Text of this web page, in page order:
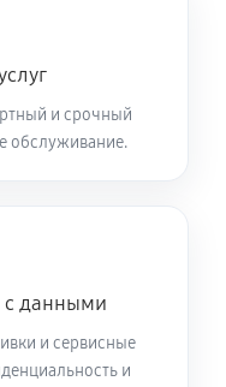
и срочный
обслуживание.
с данными
и сервисные
и